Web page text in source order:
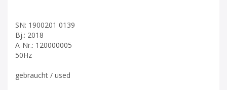
SN: 1900201 0139
Bj.: 2018
A-Nr.: 120000005
50Hz
gebraucht / used